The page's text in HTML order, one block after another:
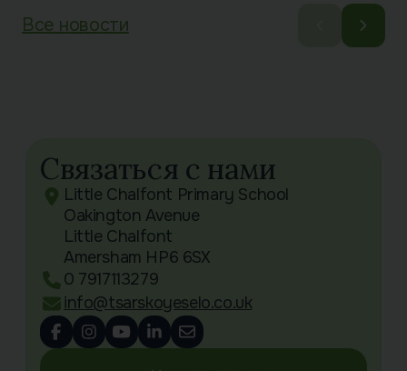
Все новости
Связаться с нами
Little Chalfont Primary School
Oakington Avenue
Little Chalfont
Amersham HP6 6SX
0 7917113279
info@tsarskoyeselo.co.uk